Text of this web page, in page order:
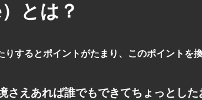
とは？
りするとポイントがたまり、このポイントを
さえあれば誰でもできてちょっとし